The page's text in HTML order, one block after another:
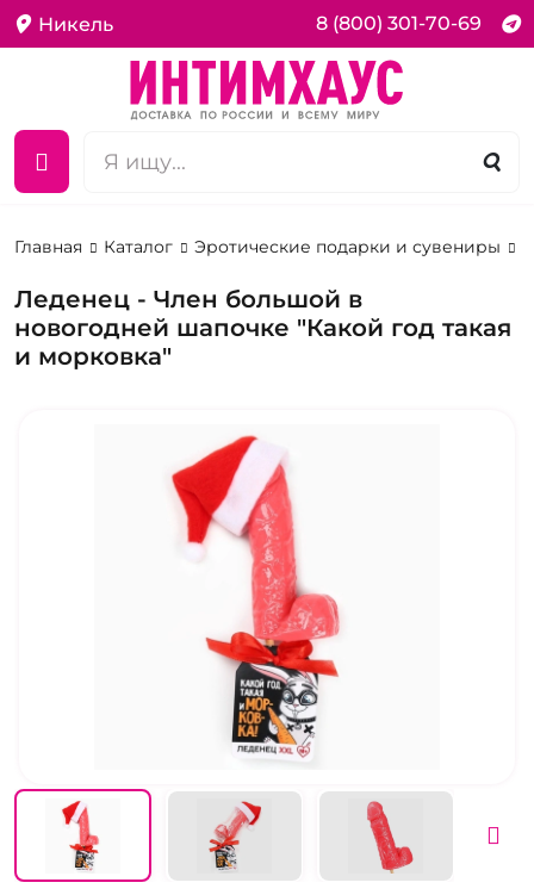
Никель 8 (800) 301-70-69
Главная Каталог Эротические подарки и сувениры
Леденец - Член большой в
новогодней шапочке "Какой год такая
и морковка"